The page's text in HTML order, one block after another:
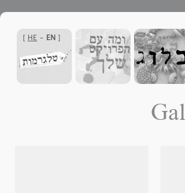
[
HE - EN
]